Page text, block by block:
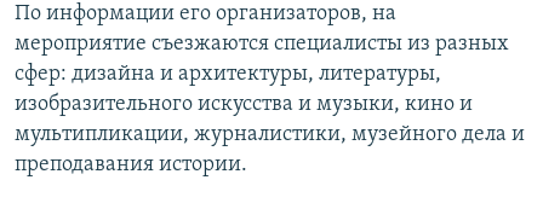
По информации его организаторов, на
мероприятие съезжаются специалисты из разных
сфер: дизайна и архитектуры, литературы,
изобразительного искусства и музыки, кино и
мультипликации, журналистики, музейного дела и
преподавания истории.